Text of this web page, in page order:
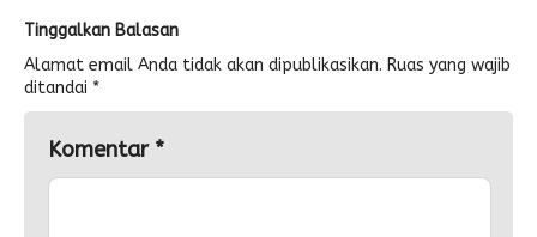
Tinggalkan Balasan
Alamat email Anda tidak akan dipublikasikan. Ruas yang wajib
ditandai *
Komentar *